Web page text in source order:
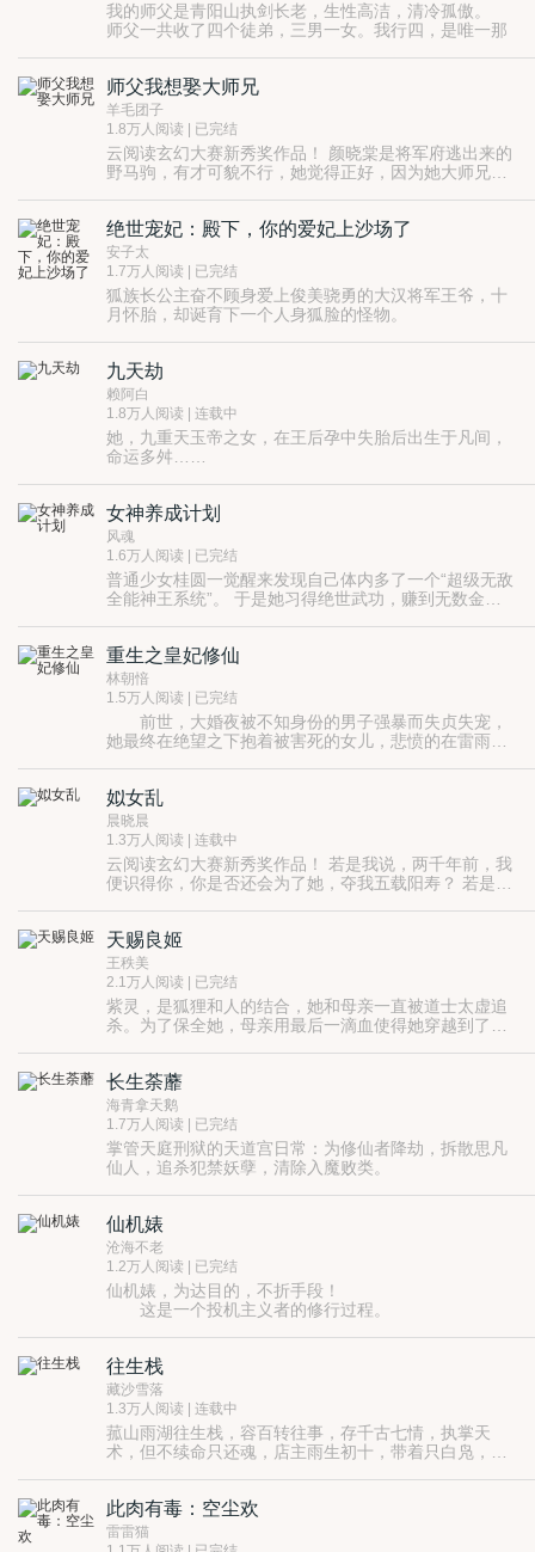
我的师父是青阳山执剑长老，生性高洁，清冷孤傲。
师父一共收了四个徒弟，三男一女。我行四，是唯一那
大师兄温柔体贴。
二师兄冷静沉稳。
三师兄活泼幽默。
他们全部暗恋我师父。
师父我想娶大师兄
羊毛团子
1.8万人阅读 | 已完结
云阅读玄幻大赛新秀奖作品！ 颜晓棠是将军府逃出来的
野马驹，有才可貌不行，她觉得正好，因为她大师兄正
可配不上，她就一门心思地瞅着大师兄，至少这个努把
力，还是能娶到手的……吧？ 蹁跹君子，糙女好逑，女
才男貌顺天顺地顺民心。 为了娶大师兄，颜晓棠豁出去
了——刚拜师就被追杀，她来想招躲；师门穷，她去挣
钱；师父想重振，她管招兵买马。 把师父当岳父那么供
着，颜晓棠估计是天下独一份，为此骄傲得不行。 等一
切水到渠成，大师兄还是又冰又扎的怎么破？ 颜晓棠：
哼哼……到时候还由得你~
绝世宠妃：殿下，你的爱妃上沙场了
安子太
1.7万人阅读 | 已完结
狐族长公主奋不顾身爱上俊美骁勇的大汉将军王爷，十
月怀胎，却诞育下一个人身狐脸的怪物。
利箭飞矢层层重兵，这个名为祸国妖孽，却无丝毫法力
的半人半妖怪物，只能选择坐以待毙……
简渊，我愿意为你，看尘世烟霞，也愿意为你，沙场征
战，金戈铁马！
阿雪，我愿意为你，择一城而居，也愿意为你，步步为
营，逐鹿天下！
九天劫
赖阿白
1.8万人阅读 | 连载中
她，九重天玉帝之女，在王后孕中失胎后出生于凡间，
命运多舛……
她顽劣不堪、刁钻古怪，实难调教，屡屡令他方寸大
乱。
那些爱与恨，一经离去，就再不肯归。
女神养成计划
风魂
1.6万人阅读 | 已完结
普通少女桂圆一觉醒来发现自己体内多了一个“超级无敌
全能神王系统”。 于是她习得绝世武功，赚到无数金
片，这世上还不知道有多少，而最终能够成为神王的
人，只有一个！ 等着桂圆的，不但有修行和帅哥，更有
无尽的争夺与杀戳！
重生之皇妃修仙
林朝愔
1.5万人阅读 | 已完结
前世，大婚夜被不知身份的男子强暴而失贞失宠，
她最终在绝望之下抱着被害死的女儿，悲愤的在雷雨中
果轮回。怀着对女儿无尽的爱与追思，她再度回到云英
未嫁少女时。家世，美貌，才华，她样样都不缺，无意
中更得到了天赐的琅嬛洞府空间。什么？想要重新得到
女儿，那么她的...
姒女乱
晨晓晨
1.3万人阅读 | 连载中
云阅读玄幻大赛新秀奖作品！ 若是我说，两千年前，我
便识得你，你是否还会为了她，夺我五载阳寿？ 若是我
挥剑如雨，斩断砭石，碎我鲛鳞，堕我红尘…… 镐京再
见，不过一靥轻笑。 你手掌虎符，点石成兵，狼烟烽
火，累我青史遗恨…… 爱你千年，累我百世…… “褒藏
祸心，万劫不复，世世生女，代代为祸。” 千年血咒祭
我千年痴狂。 一剑一生缘，一生一世泪，一世一劫灭，
尽管生生情踪灭，我只盼，哪怕是一世，哪怕是一笑，
哪怕是一眼，你我不再擦肩在宿命殊途里，错过在滚滚
轮回中。
天赐良姬
王秩美
2.1万人阅读 | 已完结
紫灵，是狐狸和人的结合，她和母亲一直被道士太虚追
杀。为了保全她，母亲用最后一滴血使得她穿越到了一
交合后成为真正的人。
她，只为找寻那个愿意给自己一滴泪的男子，好可以回
到现代。
而他，从一开始对她恶语相向，发现这个女人竟然不怕
自己，从此便想尽办法去接近。
从相遇的那一刻，缘分之轮早已经转动，早已经把他们
绑在一起。从此，她为了他，愿意舍弃一切。从此，他
除了她，啥都不要。
长生荼蘼
海青拿天鹅
1.7万人阅读 | 已完结
掌管天庭刑狱的天道宫日常：为修仙者降劫，拆散思凡
仙人，追杀犯禁妖孽，清除入魔败类。
上天庭偷窥传说中靓绝三界的神君元光……可惜身边有
个罚下天道宫镇狱的暴躁灭世神二代白凛拖后腿。
白凛：不能渡，渡不了，告辞！
荼蘼：施主留步，本人可代理渡劫，一千灵金一次，两
次八折，多买多得……
八面玲珑财迷半仙vs玻璃心暴躁神二代
天庭废柴人间强者女主vs天庭杀神人间萌宠男主
欢脱仙侠1V1
仙机婊
沧海不老
1.2万人阅读 | 已完结
仙机婊，为达目的，不折手段！
这是一个投机主义者的修行过程。
地也能潇洒转身，这，才是真正的超越自我。
只是……
她怎么也没想到，她爱上的男人，会是一个穷凶极
恶，无恶不作的凶徒，这个男人一步一步设计，让她落
入他的网，只等着她被蝉食。
往生栈
藏沙雪落
1.3万人阅读 | 连载中
菰山雨湖往生栈，容百转往事，存千古七情，执掌天
术，但不续命只还魂，店主雨生初十，带着只白凫，接
此肉有毒：空尘欢
雷雷猫